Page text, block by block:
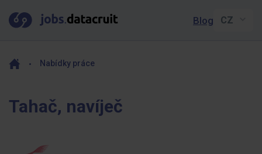
Blog
Nabídky práce
Tahač, navíječ